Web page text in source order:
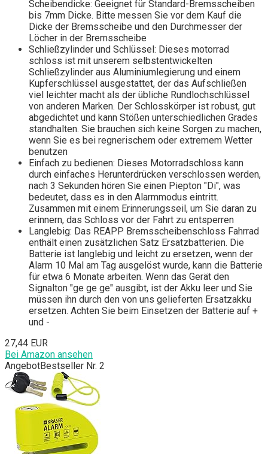
Scheibendicke: Geeignet für Standard-Bremsscheiben
bis 7mm Dicke. Bitte messen Sie vor dem Kauf die
Dicke der Bremsscheibe und den Durchmesser der
Löcher in der Bremsscheibe
Schließzylinder und Schlüssel: Dieses motorrad
schloss ist mit unserem selbstentwickelten
Schließzylinder aus Aluminiumlegierung und einem
Kupferschlüssel ausgestattet, der das Aufschließen
viel leichter macht als der übliche Rundlochschlüssel
von anderen Marken. Der Schlosskörper ist robust, gut
abgedichtet und kann Stößen unterschiedlichen Grades
standhalten. Sie brauchen sich keine Sorgen zu machen,
wenn Sie es bei regnerischem oder extremem Wetter
benutzen
Einfach zu bedienen: Dieses Motorradschloss kann
durch einfaches Herunterdrücken verschlossen werden,
nach 3 Sekunden hören Sie einen Piepton "Di", was
bedeutet, dass es in den Alarmmodus eintritt.
Zusammen mit einem Erinnerungsseil, um Sie daran zu
erinnern, das Schloss vor der Fahrt zu entsperren
Langlebig: Das REAPP Bremsscheibenschloss Fahrrad
enthält einen zusätzlichen Satz Ersatzbatterien. Die
Batterie ist langlebig und leicht zu ersetzen, wenn der
Alarm 10 Mal am Tag ausgelöst wurde, kann die Batterie
für etwa 6 Monate arbeiten. Wenn das Gerät den
Signalton "ge ge ge" ausgibt, ist der Akku leer und Sie
müssen ihn durch den von uns gelieferten Ersatzakku
ersetzen. Achten Sie beim Einsetzen der Batterie auf +
und -
27,44 EUR
Bei Amazon ansehen
AngebotBestseller Nr. 2